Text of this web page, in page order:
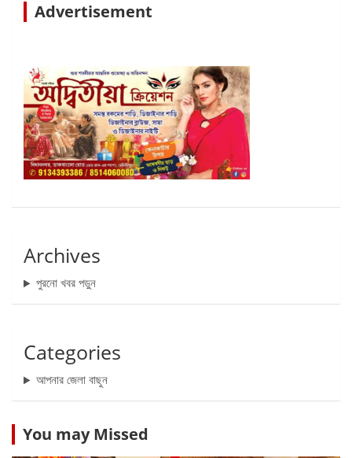
Advertisement
Archives
পুরনো খবর পড়ুন
Categories
আপনার জেলা বাছুন
You may Missed